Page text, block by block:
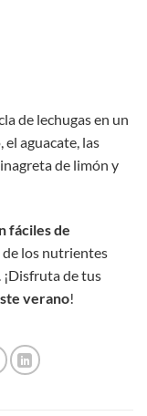
de lechugas en un
aguacate, las
de limón y
fáciles de
de los nutrientes
de tus
verano!